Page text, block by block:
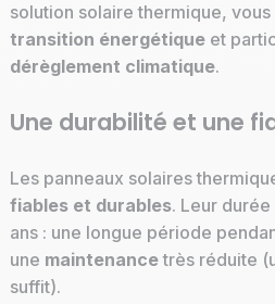
solution solaire thermique,
transition énergétiqueet
dérèglement climatique.
Une durabilité et une
Les panneaux solaires
fiables et durables. Leur
ans : une longue période
une maintenancetrès réduite
suffit).